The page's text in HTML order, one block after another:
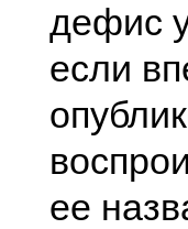
дефис
если
ее